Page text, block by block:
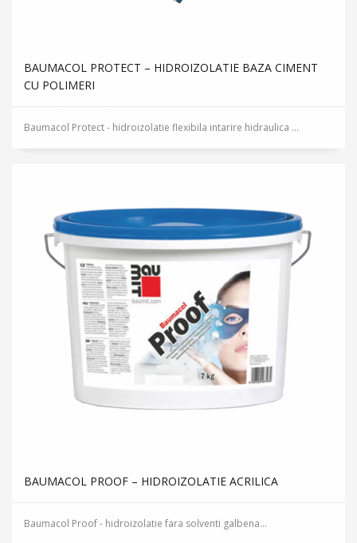
BAUMACOL PROTECT – HIDROIZOLATIE BAZA CIMENT
CU POLIMERI
Baumacol Protect - hidroizolatie flexibila intarire hidraulica ...
BAUMACOL PROOF – HIDROIZOLATIE ACRILICA
Baumacol Proof - hidroizolatie fara solventi galbena...